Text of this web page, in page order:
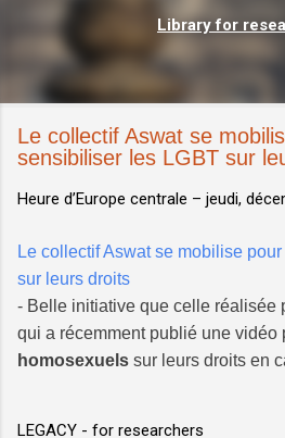
Library for
Le collectif Aswat se
sensibiliser les LGBT sur
Heure d’Europe centrale – jeudi,
Le collectif Aswat se mobilise
sur leurs droits
- Belle initiative que celle réalisée
qui a récemment publié une vidéo
homosexuels sur leurs droits en
LEGACY - for researchers